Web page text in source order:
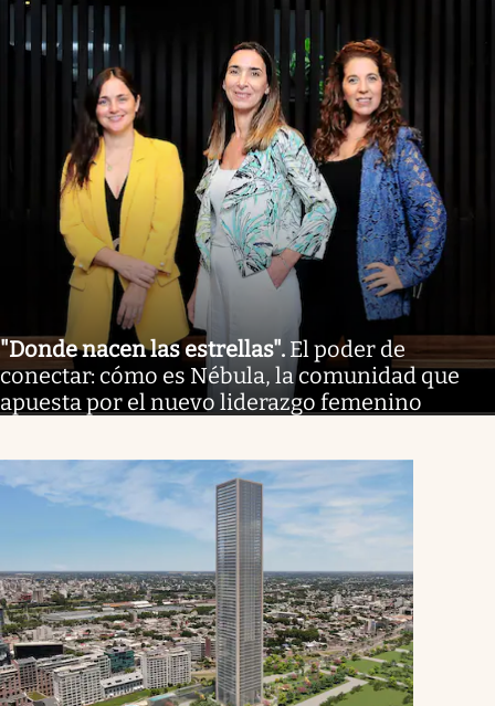
"Donde nacen las estrellas". El poder de
conectar: cómo es Nébula, la comunidad que
apuesta por el nuevo liderazgo femenino